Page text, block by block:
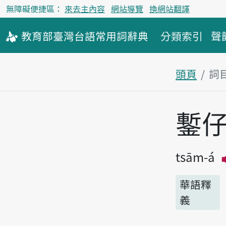
無障礙便捷區： 來去主內容 網站導覽 換網站翻譯
教育部臺灣台語常用詞辭典 分類索引 聲
頭頁 詞
主內容區
鏨
tsām-á
華語釋
義